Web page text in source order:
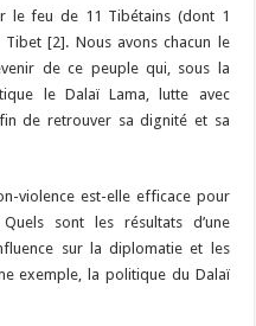
le feu de 11 Tibétains (dont 1
[2]. Nous avons chacun le
de ce peuple qui, sous la
le Dalaï Lama, lutte avec
de retrouver sa dignité et sa
violence est-elle efficace pour
sont les résultats d’une
sur la diplomatie et les
exemple, la politique du Dalaï